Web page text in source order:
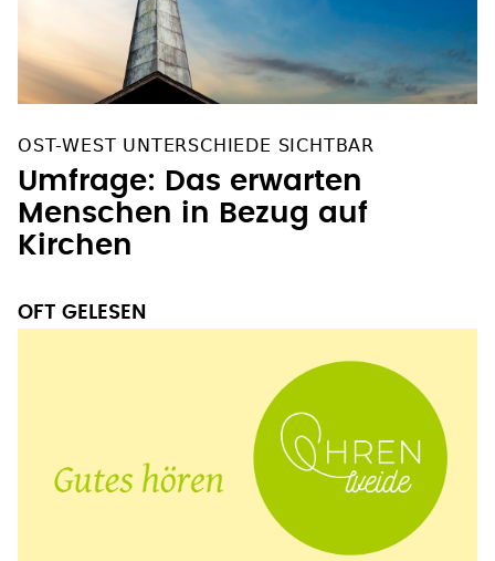
OST-WEST UNTERSCHIEDE SICHTBAR
Umfrage: Das erwarten
Menschen in Bezug auf
Kirchen
OFT GELESEN